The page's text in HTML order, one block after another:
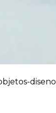
diseno